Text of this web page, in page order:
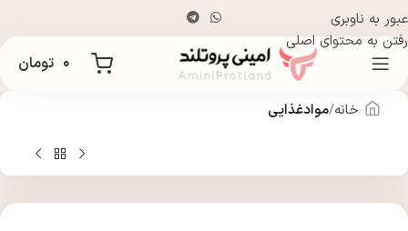
عبور به ناوبری
رفتن به محتوای اصلی
۰ تومان
خانه موادغذایی